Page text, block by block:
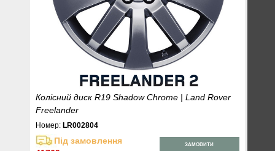
Колісний диск R19 Shadow Chrome | Land Rover
Freelander
Номер: LR002804
Під замовлення
ЗАМОВИТИ